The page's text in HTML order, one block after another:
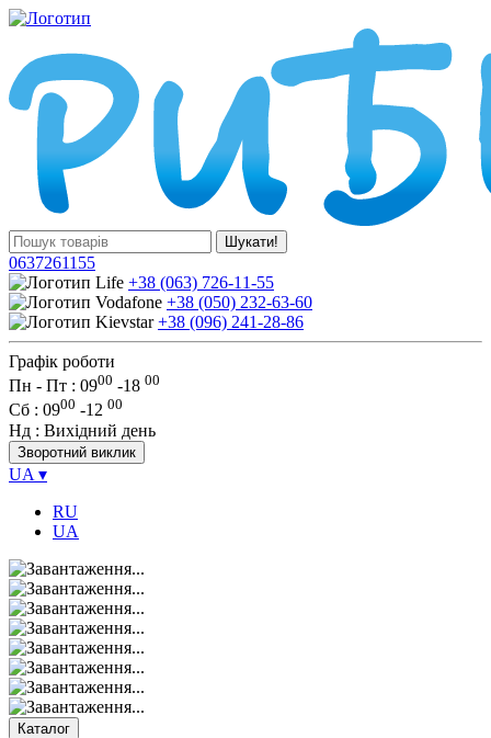
Шукати!
0637261155
+38 (063) 726-11-55
+38 (050) 232-63-60
+38 (096) 241-28-86
Графік роботи
Пн - Пт : 0900 -18 00
Сб : 0900 -12 00
Нд : Вихідний день
Зворотний виклик
UA ▾
RU
UA
Каталог